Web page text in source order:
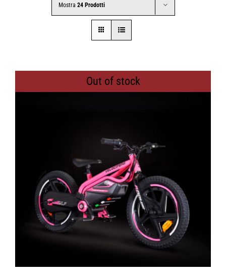
CONTATTI
ACCOUNT
Mostra 24 Prodotti
Out of stock